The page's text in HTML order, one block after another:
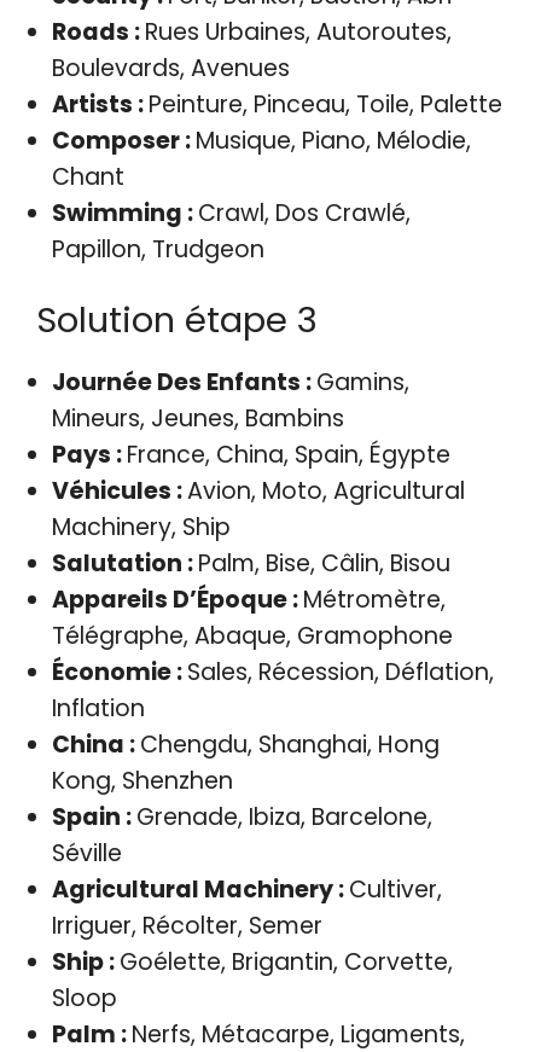
Roads :Rues Urbaines, Autoroutes,
Boulevards, Avenues
Artists :Peinture, Pinceau, Toile, Palette
Composer :Musique, Piano, Mélodie,
Chant
Swimming :Crawl, Dos Crawlé,
Papillon, Trudgeon
Solution étape 3
Journée Des Enfants :Gamins,
Mineurs, Jeunes, Bambins
Pays :France, China, Spain, Égypte
Véhicules :Avion, Moto, Agricultural
Machinery, Ship
Salutation :Palm, Bise, Câlin, Bisou
Appareils D’Époque :Métromètre,
Télégraphe, Abaque, Gramophone
Économie :Sales, Récession, Déflation,
Inflation
China :Chengdu, Shanghai, Hong
Kong, Shenzhen
Spain :Grenade, Ibiza, Barcelone,
Séville
Agricultural Machinery :Cultiver,
Irriguer, Récolter, Semer
Ship :Goélette, Brigantin, Corvette,
Sloop
Palm :Nerfs, Métacarpe, Ligaments,